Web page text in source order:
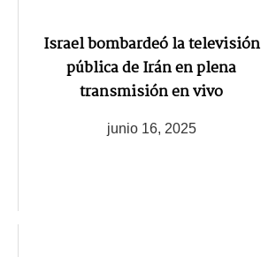
Israel bombardeó la televisión
pública de Irán en plena
transmisión en vivo
junio 16, 2025